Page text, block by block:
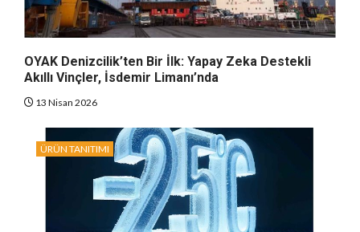
OYAK Denizcilik’ten Bir İlk: Yapay Zeka Destekli
Akıllı Vinçler, İsdemir Limanı’nda
13 Nisan 2026
ÜRÜN TANITIMI